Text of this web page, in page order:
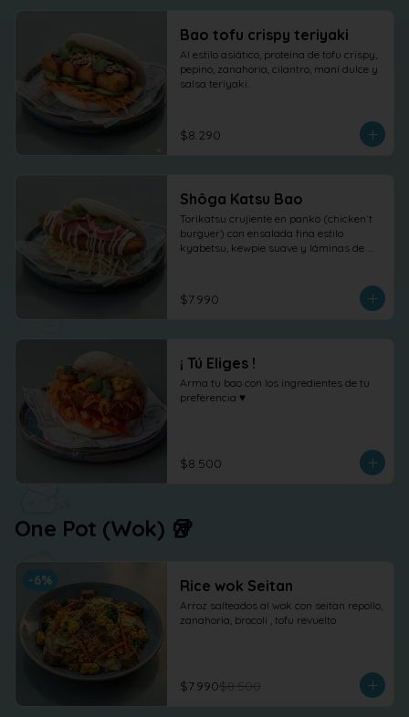
Bao tofu crispy teriyaki
Al estilo asiático, proteína de tofu crispy,
pepino, zanahoria, cilantro, maní dulce y
salsa teriyaki.
$8.290
Shôga Katsu Bao
Torikatsu crujiente en panko (chicken´t
burguer) con ensalada fina estilo
kyabetsu, kewpie suave y láminas de
cilantro fresco.
$7.990
¡ Tú Eliges !
Arma tu bao con los ingredientes de tu
preferencia ♥
$8.500
One Pot (Wok) 🥡
-6% Rice wok Seitan
Arroz salteados al wok con seitan repollo,
zanahoria, brocoli , tofu revuelto
$7.990$8.500